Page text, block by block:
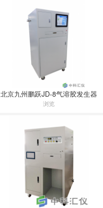
北京九州鹏跃JD-8气溶胶发生器
浏览